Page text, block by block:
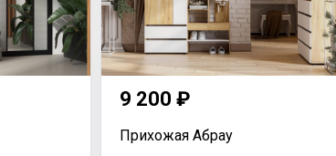
9 200 ₽
Прихожая Абрау